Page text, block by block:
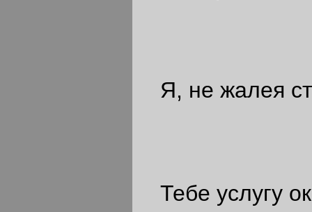
Я, не жалея
Тебе услугу